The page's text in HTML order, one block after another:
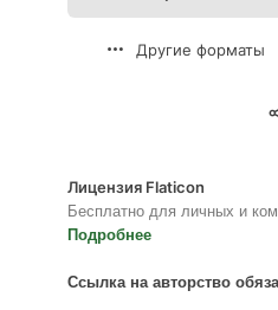
Другие форматы
Лицензия Flaticon
Бесплатно для личных и
Подробнее
Ссылка на авторство